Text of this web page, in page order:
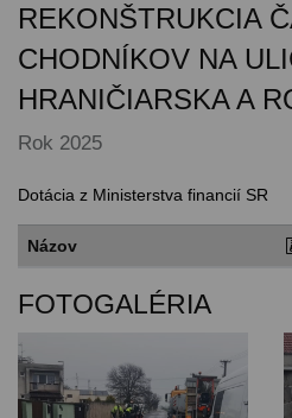
REKONŠTRUKCIA
CHODNÍKOV NA
HRANIČIARSKA A
Rok 2025
Dotácia z Ministerstva financií SR
Názov
FOTOGALÉRIA